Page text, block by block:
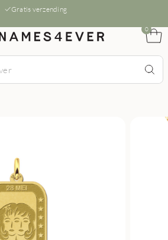
Gratis verzending
0